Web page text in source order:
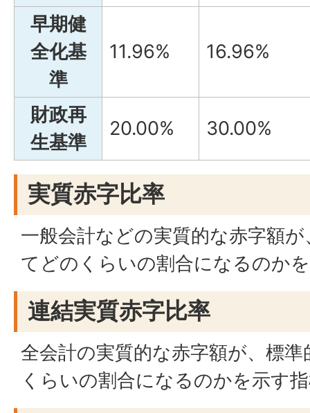
早期健
全化基
準
11.96% 16.96%
財政再
生基準
20.00% 30.00%
実質赤字比率
一般会計などの実質的な赤字額
てどのくらいの割合になるのか
連結実質赤字比率
全会計の実質的な赤字額が、標
くらいの割合になるのかを示す